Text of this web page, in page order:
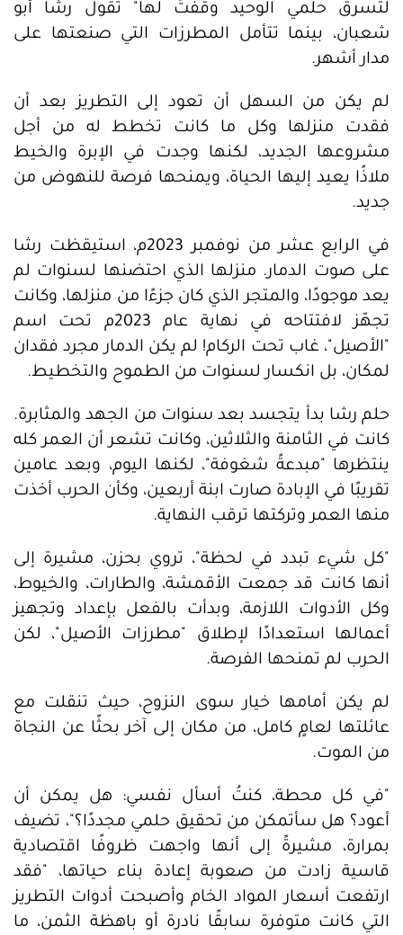
لتسرق حلمي الوحيد وقفتُ لها" تقول رشا أبو
شعبان، بينما تتأمل المطرزات التي صنعتها على
مدار أشهر.
لم يكن من السهل أن تعود إلى التطريز بعد أن
فقدت منزلها وكل ما كانت تخطط له من أجل
مشروعها الجديد، لكنها وجدت في الإبرة والخيط
ملاذًا يعيد إليها الحياة، ويمنحها فرصة للنهوض من
جديد.
في الرابع عشر من نوفمبر 2023م، استيقظت رشا
على صوت الدمار. منزلها الذي احتضنها لسنوات لم
يعد موجودًا، والمتجر الذي كان جزءًا من منزلها، وكانت
تجهّز لافتتاحه في نهاية عام 2023م تحت اسم
"الأصيل"، غاب تحت الركام! لم يكن الدمار مجرد فقدان
لمكان، بل انكسار لسنوات من الطموح والتخطيط.
حلم رشا بدأ يتجسد بعد سنوات من الجهد والمثابرة.
كانت في الثامنة والثلاثين، وكانت تشعر أن العمر كله
ينتظرها "مبدعةً شغوفة"، لكنها اليوم، وبعد عامين
تقريبًا في الإبادة صارت ابنة أربعين، وكأن الحرب أخذت
منها العمر وتركتها ترقب النهاية.
"كل شيء تبدد في لحظة"، تروي بحزن، مشيرة إلى
أنها كانت قد جمعت الأقمشة، والطارات، والخيوط،
وكل الأدوات اللازمة، وبدأت بالفعل بإعداد وتجهيز
أعمالها استعدادًا لإطلاق "مطرزات الأصيل"، لكن
الحرب لم تمنحها الفرصة.
لم يكن أمامها خيار سوى النزوح، حيث تنقلت مع
عائلتها لعامٍ كامل، من مكان إلى آخر بحثًا عن النجاة
من الموت.
"في كل محطة، كنتُ أسأل نفسي: هل يمكن أن
أعود؟ هل سأتمكن من تحقيق حلمي مجددًا؟"، تضيف
بمرارة، مشيرةً إلى أنها واجهت ظروفًا اقتصادية
قاسية زادت من صعوبة إعادة بناء حياتها، "فقد
ارتفعت أسعار المواد الخام وأصبحت أدوات التطريز
التي كانت متوفرة سابقًا نادرة أو باهظة الثمن، ما